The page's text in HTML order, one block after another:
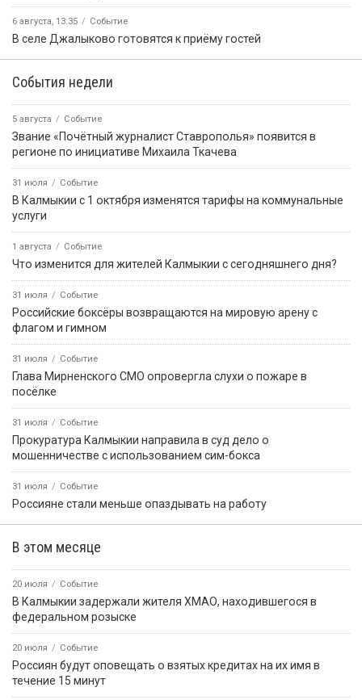
6 августа, 13:35 Событие
В селе Джалыково готовятся к приёму гостей
События недели
5 августа Событие
Звание «Почётный журналист Ставрополья» появится в
регионе по инициативе Михаила Ткачева
31 июля Событие
В Калмыкии с 1 октября изменятся тарифы на коммунальные
услуги
1 августа Событие
Что изменится для жителей Калмыкии с сегодняшнего дня?
31 июля Событие
Российские боксёры возвращаются на мировую арену с
флагом и гимном
31 июля Событие
Глава Мирненского СМО опровергла слухи о пожаре в
посёлке
31 июля Событие
Прокуратура Калмыкии направила в суд дело о
мошенничестве с использованием сим-бокса
31 июля Событие
Россияне стали меньше опаздывать на работу
В этом месяце
20 июля Событие
В Калмыкии задержали жителя ХМАО, находившегося в
федеральном розыске
20 июля Событие
Россиян будут оповещать о взятых кредитах на их имя в
течение 15 минут